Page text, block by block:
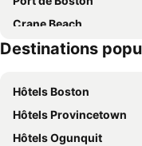
Crane Beach
Musée des Sciences
Boston Antiques and Design
The Institute of Contemporary Art -
Singing Beach
Destinations
Hôtels Boston
Hôtels Provincetown
Hôtels Ogunquit